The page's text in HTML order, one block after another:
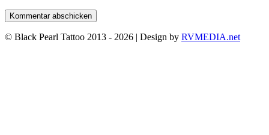
© Black Pearl Tattoo 2013 - 2026 | Design by RVMEDIA.net